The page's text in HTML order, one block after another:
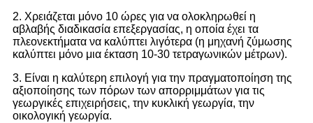
2. Χρειάζεται μόνο 10 ώρες για να ολοκληρωθεί η
αβλαβής διαδικασία επεξεργασίας, η οποία έχει τα
πλεονεκτήματα να καλύπτει λιγότερα (η μηχανή ζύμωσης
καλύπτει μόνο μια έκταση 10-30 τετραγωνικών μέτρων).
3. Είναι η καλύτερη επιλογή για την πραγματοποίηση της
αξιοποίησης των πόρων των απορριμμάτων για τις
γεωργικές επιχειρήσεις, την κυκλική γεωργία, την
οικολογική γεωργία.